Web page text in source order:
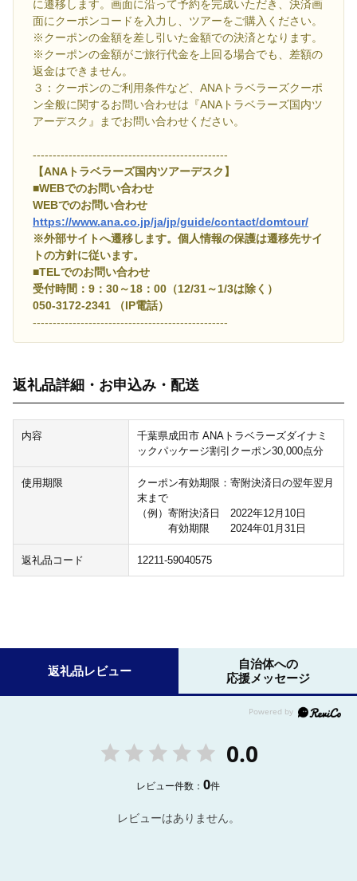
に遷移します。画面に沿って予約を完成いただき、決済画
面にクーポンコードを入力し、ツアーをご購入ください。
※クーポンの金額を差し引いた金額での決済となります。
※クーポンの金額がご旅行代金を上回る場合でも、差額の
返金はできません。
３：クーポンのご利用条件など、ANAトラベラーズクーポ
ン全般に関するお問い合わせは『ANAトラベラーズ国内ツ
アーデスク』までお問い合わせください。
-------------------------------------------------
【ANAトラベラーズ国内ツアーデスク】
■WEBでのお問い合わせ
WEBでのお問い合わせ
https://www.ana.co.jp/ja/jp/guide/contact/domtour/
※外部サイトへ遷移します。個人情報の保護は遷移先サイ
トの方針に従います。
■TELでのお問い合わせ
受付時間：9：30～18：00（12/31～1/3は除く）
050-3172-2341 （IP電話）
-------------------------------------------------
返礼品詳細・お申込み・配送
内容
千葉県成田市 ANAトラベラーズダイナミ
ックパッケージ割引クーポン30,000点分
使用期限
クーポン有効期限：寄附決済日の翌年翌月
末まで
（例）寄附決済日 2022年12月10日
有効期限 2024年01月31日
返礼品コード 12211-59040575
返礼品レビュー
自治体への
応援メッセージ
0.0
レビュー件数：0件
レビューはありません。